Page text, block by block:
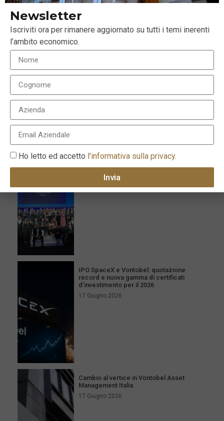
I più recenti
Milano celebra l’eccellenza con la XVI
edizione dei Le Fonti Awards il 25 giugno
26 Giugno 2026
IPO SpaceX e Vontobel: quotazione
record e nuova gamma di certificati
d’investimento per il 2026
17 Giugno 2026
Cambio al vertice in Vontobel Asset
Management Italia
17 Giugno 2026
Newsletter
Iscriviti ora per rimanere aggiornato su tutti i temi inerenti
l’ambito economico.
Ho letto ed accetto l'informativa sulla privacy.
Invia